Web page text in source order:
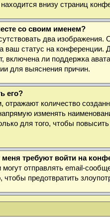
внизу страниц
со своим именем?
два
статус на конференции.
включена ли поддержка
для выяснения причин.
его?
количество
изменять
для того, чтобы
требуют войти на
могут отправлять email-
предотвратить